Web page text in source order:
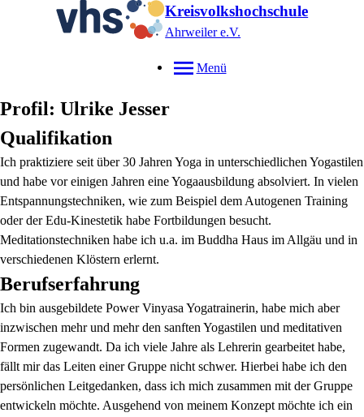
Kreisvolkshochschule
Ahrweiler e.V.
Menü
Profil: Ulrike Jesser
Qualifikation
Ich praktiziere seit über 30 Jahren Yoga in unterschiedlichen Yogastilen
und habe vor einigen Jahren eine Yogaausbildung absolviert. In vielen
Entspannungstechniken, wie zum Beispiel dem Autogenen Training
oder der Edu-Kinestetik habe Fortbildungen besucht.
Meditationstechniken habe ich u.a. im Buddha Haus im Allgäu und in
verschiedenen Klöstern erlernt.
Berufserfahrung
Ich bin ausgebildete Power Vinyasa Yogatrainerin, habe mich aber
inzwischen mehr und mehr den sanften Yogastilen und meditativen
Formen zugewandt. Da ich viele Jahre als Lehrerin gearbeitet habe,
fällt mir das Leiten einer Gruppe nicht schwer. Hierbei habe ich den
persönlichen Leitgedanken, dass ich mich zusammen mit der Gruppe
entwickeln möchte. Ausgehend von meinem Konzept möchte ich ein